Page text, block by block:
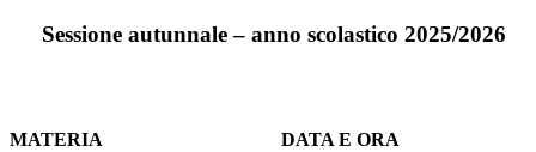
Sessione autunnale – anno scolastico 2025/2026
MATERIA DATA E ORA